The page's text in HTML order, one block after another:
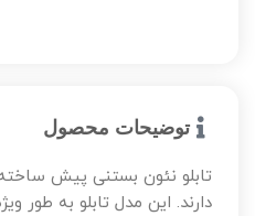
توضیحات محصول
تابلو نئون بستنی پیش
دارند. این مدل تابلو به